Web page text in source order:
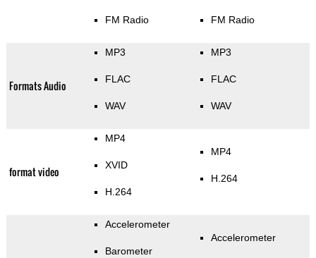
FM Radio FM Radio
Formats Audio
MP3
FLAC
WAV
MP3
FLAC
WAV
format video
MP4
XVID
H.264
MP4
H.264
Accelerometer
Barometer
Accelerometer